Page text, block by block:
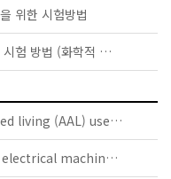
위한 시험방법
KS F 2545 - 골재의 알칼리 잠재 반응 시험 방법 (화학적 방법)
IEC TS 63134:2020 - Active assisted living (AAL) use cases
IEC 60034-5:2020 RLV - Rotating electrical machines - Part 5: Degrees of protection provided by the integral design of rotating electrical machines (IP code) - Classification